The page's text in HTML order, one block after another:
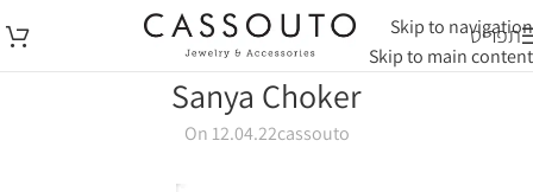
Skip to navigation
Skip to main content
תפריט
Sanya Choker
cassouto
On 12.04.22